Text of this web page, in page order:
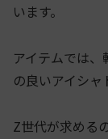
います。
アイテムでは
の良いアイシャ
Z世代が求める